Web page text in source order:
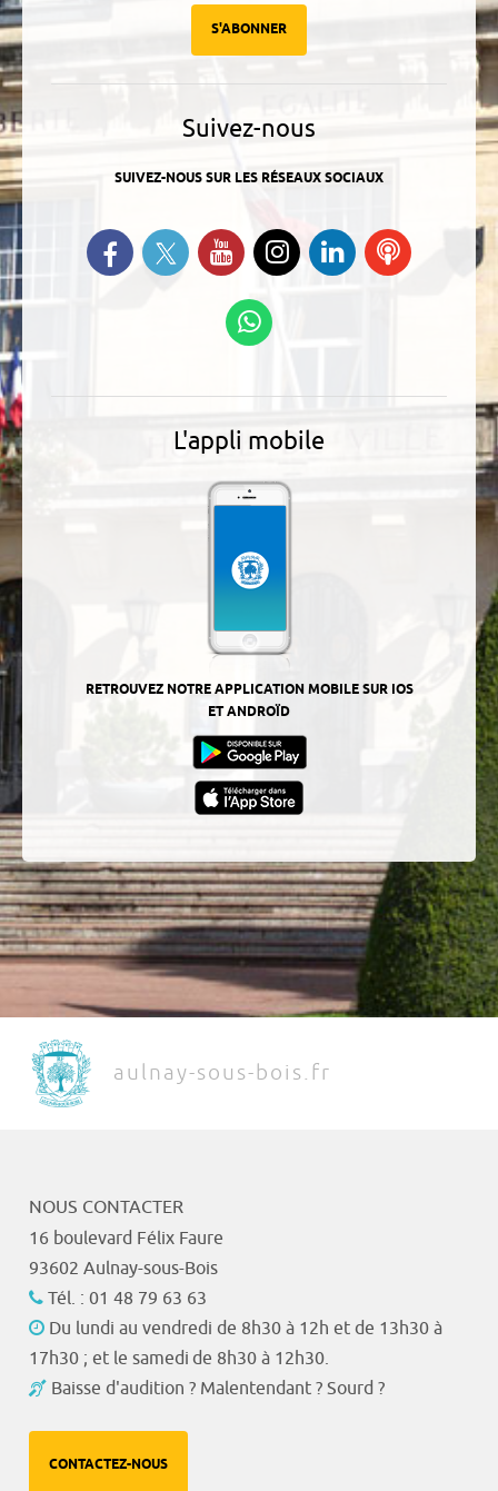
S'ABONNER
Suivez-nous
SUIVEZ-NOUS SUR LES RÉSEAUX SOCIAUX
Retrouvez-nous sur Facebook
Suivez-nous sur Twitter
Suivez-nous sur YouTube
Suivez-nous sur
Instagram
Retrouvez-
nous sur
Ecoutez
L'appli mobile
RETROUVEZ NOTRE APPLICATION MOBILE SUR IOS
ET ANDROÏD
aulnay-sous-bois.fr
NOUS CONTACTER
16 boulevard Félix Faure
93602 Aulnay-sous-Bois
Tél. : 01 48 79 63 63
Du lundi au vendredi de 8h30 à 12h et de 13h30 à
17h30 ; et le samedi de 8h30 à 12h30.
Baisse d'audition ? Malentendant ? Sourd ?
CONTACTEZ-NOUS